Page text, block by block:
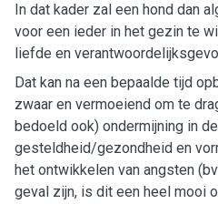
In dat kader zal een hond dan
voor een ieder in het gezin te
liefde en
Dat kan na een bepaalde tijd
zwaar en vermoeiend om te
bedoeld ook) ondermijning in
gesteldheid/gezondheid en
het ontwikkelen van angsten
geval zijn, is dit een heel mooi